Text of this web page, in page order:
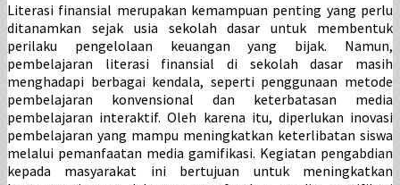
Literasi finansial merupakan kemampuan penting yang perlu
ditanamkan sejak usia sekolah dasar untuk membentuk
perilaku pengelolaan keuangan yang bijak. Namun,
pembelajaran literasi finansial di sekolah dasar masih
menghadapi berbagai kendala, seperti penggunaan metode
pembelajaran konvensional dan keterbatasan media
pembelajaran interaktif. Oleh karena itu, diperlukan inovasi
pembelajaran yang mampu meningkatkan keterlibatan siswa
melalui pemanfaatan media gamifikasi. Kegiatan pengabdian
kepada masyarakat ini bertujuan untuk meningkatkan